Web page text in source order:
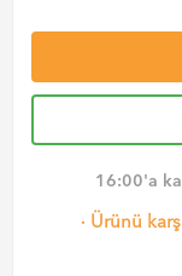
16:00'a
· Ürünü